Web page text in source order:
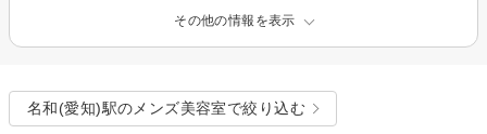
その他の情報を表示
名和(愛知)駅のメンズ美容室で絞り込む